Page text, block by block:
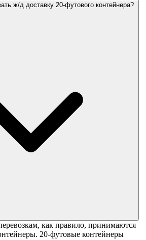
ж/д доставку 20-футового контейнера?
как правило, принимаются
20-футовые контейнеры